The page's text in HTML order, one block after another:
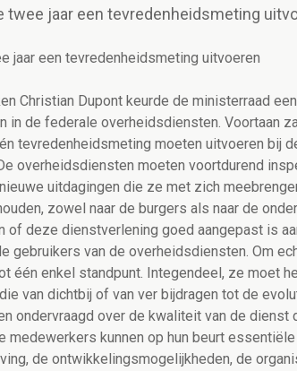
twee jaar een tevredenheidsmeting
jaar een tevredenheidsmeting uitvoeren
Christian Dupont keurde de ministerraad
de federale overheidsdiensten. Voortaan
tevredenheidsmeting moeten uitvoeren bij
overheidsdiensten moeten voortdurend
uitdagingen die ze met zich
zowel naar de burgers als naar de
of deze dienstverlening goed aangepast is
gebruikers van de overheidsdiensten. Om
één enkel standpunt. Integendeel, ze moet
van dichtbij of van ver bijdragen tot de
ondervraagd over de kwaliteit van de dienst
medewerkers kunnen op hun beurt
de ontwikkelingsmogelijkheden, de